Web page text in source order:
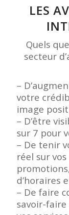
LES
Quels
secteur
–
votre
image
– D’être
sur 7 pour
– De tenir
réel sur
d’horaires
– De faire
savoir-